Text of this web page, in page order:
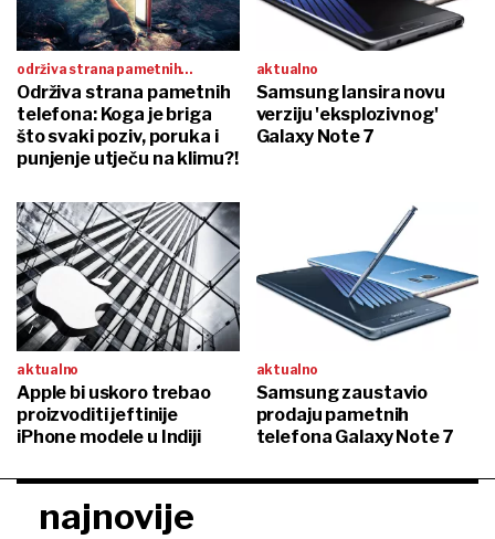
održiva strana pametnih
telefona
Održiva strana pametnih
telefona: Koga je briga
što svaki poziv, poruka i
punjenje utječu na klimu?!
aktualno
Samsung lansira novu
verziju 'eksplozivnog'
Galaxy Note 7
aktualno
Apple bi uskoro trebao
proizvoditi jeftinije
iPhone modele u Indiji
aktualno
Samsung zaustavio
prodaju pametnih
telefona Galaxy Note 7
najnovije